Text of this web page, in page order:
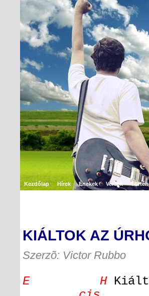
Kezdőlap Hírek Énekek Versek
KIÁLTOK AZ
Szerzõ: Victor Rubbo
E H